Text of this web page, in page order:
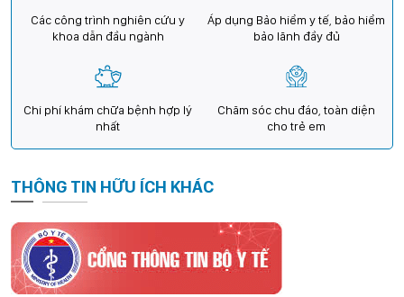
Các công trình nghiên cứu y
khoa dẫn đầu ngành
Áp dụng Bảo hiểm y tế, bảo hiểm
bảo lãnh đầy đủ
Chi phí khám chữa bệnh hợp lý
nhất
Chăm sóc chu đáo, toàn diện
cho trẻ em
THÔNG TIN HỮU ÍCH KHÁC